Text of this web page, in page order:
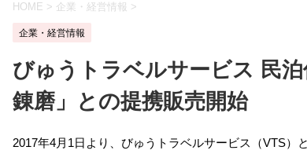
HOME > 企業・経営情報 >
企業・経営情報
びゅうトラベルサービス 民
錬磨」との提携販売開始
2017年4月1日より、びゅうトラベルサービス（VTS）